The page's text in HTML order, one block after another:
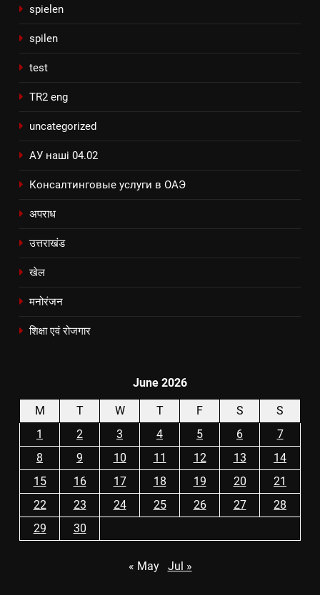
spielen
spilen
test
TR2 eng
uncategorized
АУ наші 04.02
Консалтинговые услуги в ОАЭ
अपराध
उत्तराखंड
खेल
मनोरंजन
शिक्षा एवं रोजगार
June 2026
M T W T F S
S
1
2 3 4 5 6
7
8
9 10 11 12 13
14
15
16 17 18 19 20
21
22
23 24 25 26 27
28
29
30
« May Jul »